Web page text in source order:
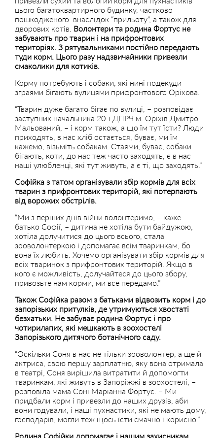
цього багатоквартирного будинку, частково
пошкодженого внаслідок “прильоту”, а також для
дворових котів. Волонтери та родина Фортус не
забувають про тварин і на прифронтових
територіях. З рятувальниками постійно передають
туди корм. Цього разу надзвичайники привезли
смаколики для котиків.
Корму потребують і собаки, які нині подекуди
зграями бігають вулицями прифронтового Оріхова.
“Тварин дуже багато бігає по вулиці, – розповідає
заступник начальника 20-ї ДПРЧ м. Оріхів Дмитро
Мальований, – і корм також, а що їм тут їсти? Люди
приходять, в нас хліб остається, буває, ми їм
кажемо, візьміть собакам. Стаями, буває, собаки
бігають, коти, до нас теж часто заходять, є в нас
наші улюбленці, які тут живуть, а є ті, що заходять.”
Софійка з татом організували збір кормів для всіх
тварин з прифронтових територій, які потерпають
від ворожих обстрілів.
“Ми з перших днів війни волонтеримо, – каже
батько Софії, – дитина не хотіла бути байдужою,
хотіла долучитися до цього всього, стала
зооволонтеркою і допомагає всім тваринкам, бо
вона їх любить. Хочемо організувати збір кормів для
всіх тваринок з прифронтових територій. Якщо в
кого є можливість, долучайтеся до цього збору,
привозьте нам корми, ми все передамо.”
Також Софійка разом з батьками відвозить корм і до
запорізьких притулків, де утримуються хвостаті
безхатьки. Не забуває родина Фортус і про
чотирилапих, які мешкають в зоохостелі
Запорізького дитячого ботанічного саду.
“Оскільки Соня в нас не тільки зооволонтер, а ще й
актриса, свою першу зарплатню, яку вона отримала
в театрі, Соня вирішила витратити й допомогти
тваринкам, які живуть в Запоріжжі в зоохостелі, –
розповіла мама Соні Маріанна Фортус. – Ми
придбали корм і привезли до наших друзів, аби
вони годували, і наші пухнастики, які не мають дому,
господарів, могли теж щось їсти смачно і корисно.”
Родина Софійки допомагає і нашим захисникам.